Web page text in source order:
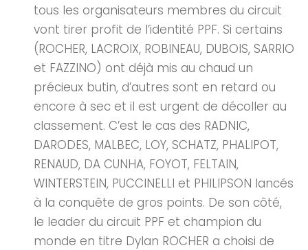
tous les organisateurs membres du circuit
vont tirer profit de l’identité PPF. Si certains
(ROCHER, LACROIX, ROBINEAU, DUBOIS, SARRIO
et FAZZINO) ont déjà mis au chaud un
précieux butin, d’autres sont en retard ou
encore à sec et il est urgent de décoller au
classement. C’est le cas des RADNIC,
DARODES, MALBEC, LOY, SCHATZ, PHALIPOT,
RENAUD, DA CUNHA, FOYOT, FELTAIN,
WINTERSTEIN, PUCCINELLI et PHILIPSON lancés
à la conquête de gros points. De son côté,
le leader du circuit PPF et champion du
monde en titre Dylan ROCHER a choisi de